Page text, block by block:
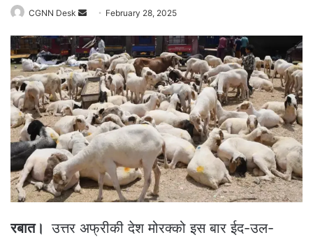
CGNN Desk
n
d
a
n
e
m
a
l
February 28, 2025
रबात। उत्तर अफ्रीकी देश मोरक्को इस बार ईद-उल-